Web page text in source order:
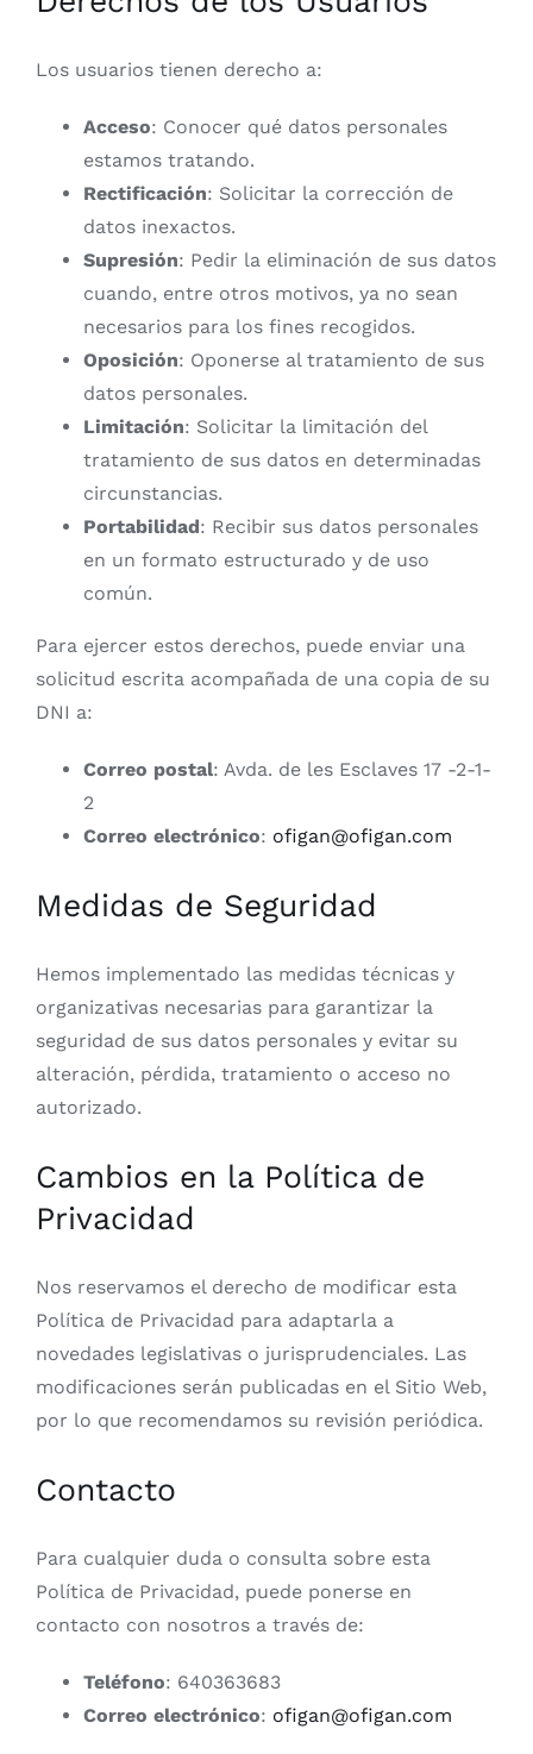
Los usuarios tienen derecho a:
Acceso: Conocer qué datos personales
estamos tratando.
Rectificación: Solicitar la corrección de
datos inexactos.
Supresión: Pedir la eliminación de sus datos
cuando, entre otros motivos, ya no sean
necesarios para los fines recogidos.
Oposición: Oponerse al tratamiento de sus
datos personales.
Limitación: Solicitar la limitación del
tratamiento de sus datos en determinadas
circunstancias.
Portabilidad: Recibir sus datos personales
en un formato estructurado y de uso
común.
Para ejercer estos derechos, puede enviar una
solicitud escrita acompañada de una copia de su
DNI a:
Correo postal: Avda. de les Esclaves 17 -2-1-
2
Correo electrónico: ofigan@ofigan.com
Medidas de Seguridad
Hemos implementado las medidas técnicas y
organizativas necesarias para garantizar la
seguridad de sus datos personales y evitar su
alteración, pérdida, tratamiento o acceso no
autorizado.
Cambios en la Política de
Privacidad
Nos reservamos el derecho de modificar esta
Política de Privacidad para adaptarla a
novedades legislativas o jurisprudenciales. Las
modificaciones serán publicadas en el Sitio Web,
por lo que recomendamos su revisión periódica.
Contacto
Para cualquier duda o consulta sobre esta
Política de Privacidad, puede ponerse en
contacto con nosotros a través de:
Teléfono: 640363683
Correo electrónico: ofigan@ofigan.com